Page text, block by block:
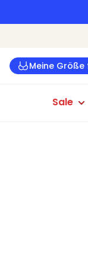
Meine Größe
Sale
Alle
BHs